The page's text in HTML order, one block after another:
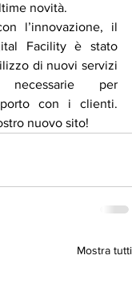
novità.
l’innovazione, il
Facility è stato
di nuovi servizi
per
con i clienti.
nuovo sito!
Mostra tutti